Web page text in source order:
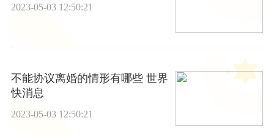
2023-05-03 12:50:21
不能协议离婚的情形有哪些 世界
快消息
2023-05-03 12:50:21